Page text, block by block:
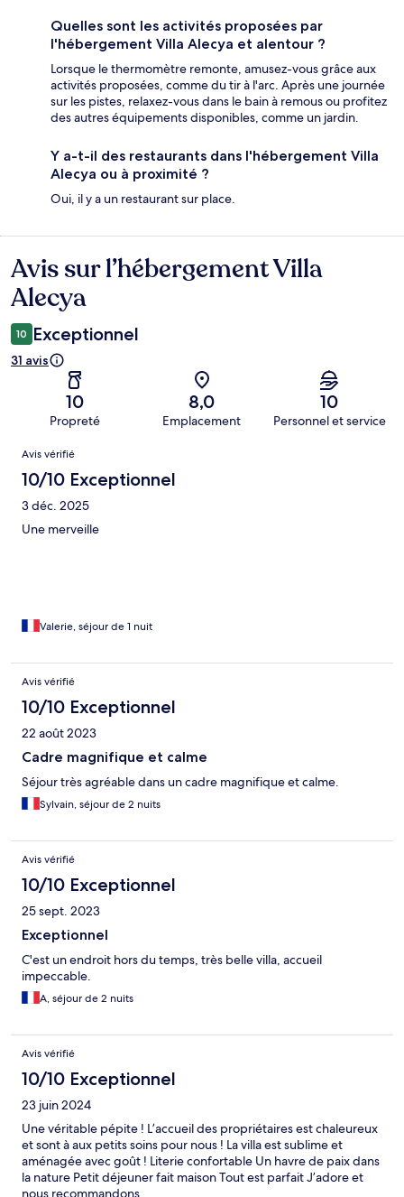
Quelles sont les activités proposées par
l'hébergement Villa Alecya et alentour ?
Lorsque le thermomètre remonte, amusez-vous grâce aux
activités proposées, comme du tir à l'arc. Après une journée
sur les pistes, relaxez-vous dans le bain à remous ou profitez
des autres équipements disponibles, comme un jardin.
Y a-t-il des restaurants dans l'hébergement Villa
Alecya ou à proximité ?
Oui, il y a un restaurant sur place.
Avis
Avis sur l’hébergement Villa
Alecya
10 Exceptionnel
31 avis
10
Propreté
8,0
Emplacement
10
Personnel et service
Avis
Avis vérifié
10/10 Exceptionnel
3 déc. 2025
Une merveille
Valerie, séjour de 1 nuit
Avis vérifié
10/10 Exceptionnel
22 août 2023
Cadre magnifique et calme
Séjour très agréable dans un cadre magnifique et calme.
Sylvain, séjour de 2 nuits
Avis vérifié
10/10 Exceptionnel
25 sept. 2023
Exceptionnel
C'est un endroit hors du temps, très belle villa, accueil
impeccable.
A, séjour de 2 nuits
Avis vérifié
10/10 Exceptionnel
23 juin 2024
Une véritable pépite ! L’accueil des propriétaires est chaleureux
et sont à aux petits soins pour nous ! La villa est sublime et
aménagée avec goût ! Literie confortable Un havre de paix dans
la nature Petit déjeuner fait maison Tout est parfait J’adore et
nous recommandons